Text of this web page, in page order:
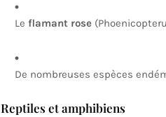
Le flamant rose
De nombreuses espèces
Reptiles et amphibiens